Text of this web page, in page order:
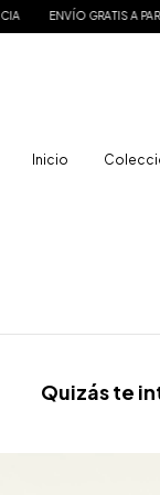
ENVÍO GRATIS A PARTIR DE
Inicio
Quizás te